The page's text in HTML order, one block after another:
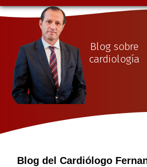
Blog sobre
cardiología
Blog del Cardiólogo